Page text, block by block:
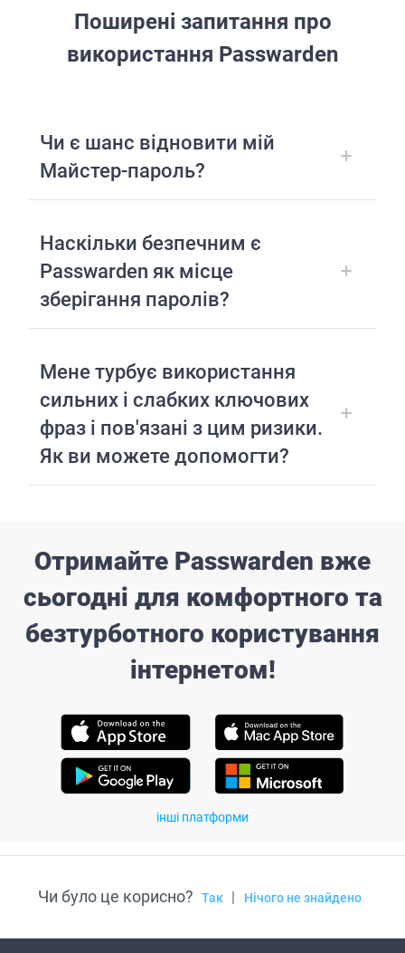
Поширені запитання про
використання Passwarden
Чи є шанс відновити мій
Майстер-пароль?
Наскільки безпечним є
Passwarden як місце
зберігання паролів?
Мене турбує використання
сильних і слабких ключових
фраз і пов'язані з цим ризики.
Як ви можете допомогти?
Отримайте Passwarden вже
сьогодні для комфортного та
безтурботного користування
інтернетом!
інші платформи
Чи було це корисно? Так | Нічого не знайдено